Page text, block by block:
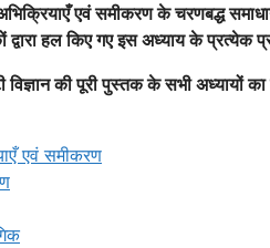
एवं समीकरण के चरणबद्ध
द्वारा हल किए गए इस अध्याय के प्रत्येक
की पूरी पुस्तक के सभी अध्यायों
एवं समीकरण